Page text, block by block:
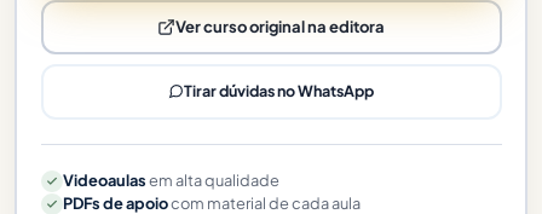
Ver curso original na editora
Tirar dúvidas no WhatsApp
Videoaulasem alta qualidade
PDFs de apoiocom material de cada aula